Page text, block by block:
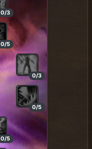
0/3
0/5
0/3
0/5
0/5